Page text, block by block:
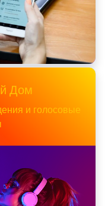
Дом
и голосовые